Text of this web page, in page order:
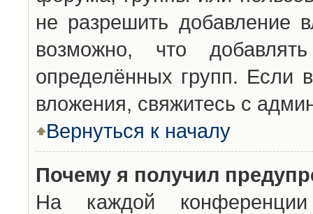
не разрешить добавление
возможно, что
определённых групп. Если
вложения, свяжитесь с
Вернуться к началу
Почему я получил
На каждой конференции